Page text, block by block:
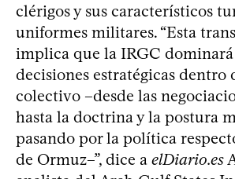
clérigos y sus característicos
uniformes militares. “Esta
implica que la IRGC
decisiones estratégicas dentro
colectivo –desde las
hasta la doctrina y la postura
pasando por la política
de Ormuz–”, dice a elDiario.es